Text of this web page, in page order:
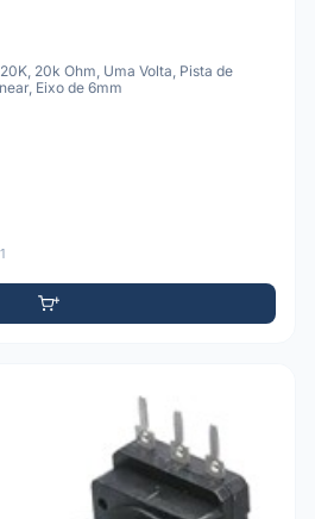
20k Ohm, Uma Volta, Pista de
Eixo de 6mm